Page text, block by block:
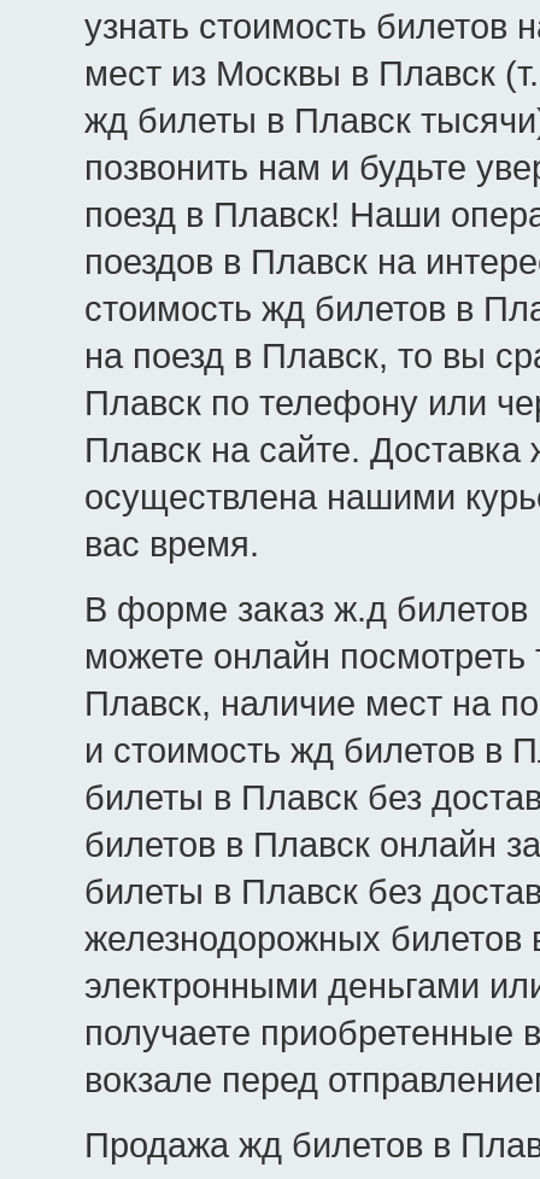
узнать стоимость билетов
мест из Москвы в Плавск
жд билеты в Плавск
позвонить нам и будьте
поезд в Плавск! Наши
поездов в Плавск на
стоимость жд билетов в
на поезд в Плавск, то вы
Плавск по телефону или
Плавск на сайте.
осуществлена нашими
вас время.
В форме заказ ж.д билетов
можете онлайн посмотреть
Плавск, наличие мест на
и стоимость жд билетов в
билеты в Плавск без
билетов в Плавск онлайн
билеты в Плавск без
железнодорожных билетов
электронными деньгами
получаете
вокзале перед
Продажа жд билетов в